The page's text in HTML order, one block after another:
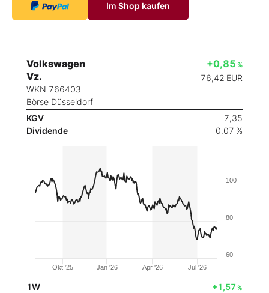
Im Shop kaufen
Volkswagen
Vz.
WKN 766403
Börse Düsseldorf
+0,85 %
76,42 EUR
KGV
7,35
Dividende
0,07 %
Okt '25 Jan '26 Apr '26 Jul '26
60
80
100
1W +1,57 %